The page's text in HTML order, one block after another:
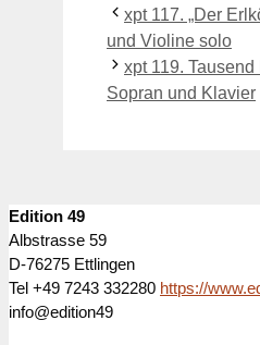
xpt 117. „Der
und Violine solo
xpt 119.
Sopran und Klavier
Edition 49
Albstrasse 59
D-76275 Ettlingen
Tel +49 7243 332280 https://
info@edition49